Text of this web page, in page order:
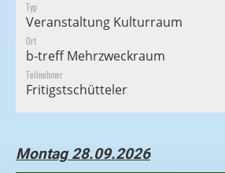
Typ
Veranstaltung Kulturraum
Ort
b-treff Mehrzweckraum
Teilnehmer
Fritigstschütteler
Montag 28.09.2026